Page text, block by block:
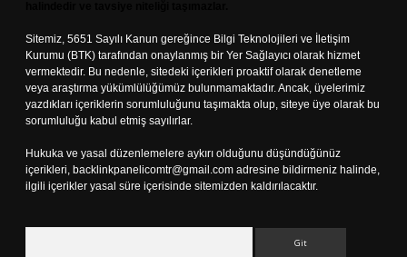
Sitemiz, 5651 Sayılı Kanun gereğince Bilgi Teknolojileri ve İletişim
Kurumu (BTK) tarafından onaylanmış bir Yer Sağlayıcı olarak hizmet
vermektedir. Bu nedenle, sitedeki içerikleri proaktif olarak denetleme
veya araştırma yükümlülüğümüz bulunmamaktadır. Ancak, üyelerimiz
yazdıkları içeriklerin sorumluluğunu taşımakta olup, siteye üye olarak bu
sorumluluğu kabul etmiş sayılırlar.
Hukuka ve yasal düzenlemelere aykırı olduğunu düşündüğünüz
içerikleri, backlinkpanelicomtr@gmail.com adresine bildirmeniz halinde,
ilgili içerikler yasal süre içerisinde sitemizden kaldırılacaktır.